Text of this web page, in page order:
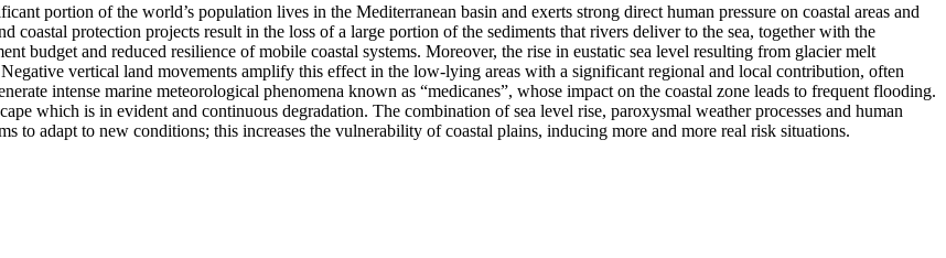
portion of the world’s population lives in the Mediterranean basin and exerts strong direct human pressure on coastal areas and
coastal protection projects result in the loss of a large portion of the sediments that rivers deliver to the sea, together with the
budget and reduced resilience of mobile coastal systems. Moreover, the rise in eustatic sea level resulting from glacier melt
vertical land movements amplify this effect in the low-lying areas with a significant regional and local contribution, often
intense marine meteorological phenomena known as “medicanes”, whose impact on the coastal zone leads to frequent flooding.
which is in evident and continuous degradation. The combination of sea level rise, paroxysmal weather processes and human
to adapt to new conditions; this increases the vulnerability of coastal plains, inducing more and more real risk situations.